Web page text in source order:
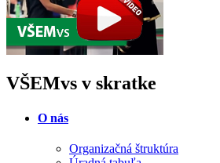
VŠEMvs v skratke
O nás
Organizačná štruktúra